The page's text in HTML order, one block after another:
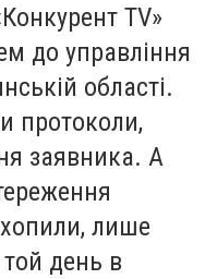
TV»
до управління
області.
протоколи,
заявника. А
лише
той день в